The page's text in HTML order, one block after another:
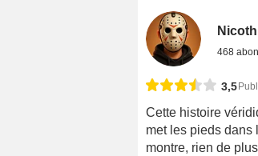
468
3,5
Cette histoire
met les pieds dans
montre, rien de